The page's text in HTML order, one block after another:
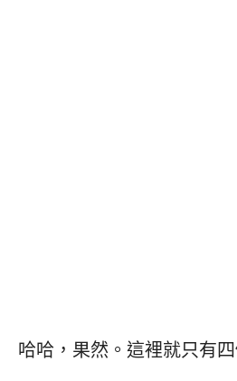
哈哈，果然。這裡就只有四